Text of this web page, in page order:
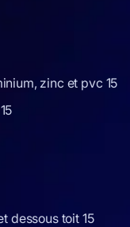
zinc et pvc 15
dessous toit 15